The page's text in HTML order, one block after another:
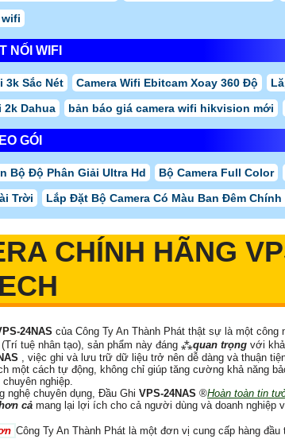
wifi
NỐI WIFI
3k Sắc Nét Camera Wifi Ebitcam Xoay 360 Độ
2k Dahua
bản báo giá camera wifi hikvision mới
GÓI
Bộ Độ Phân Giải Ultra Hd Bộ Camera Full Color
Trời
Lắp Đặt Bộ Camera Có Màu Ban Đêm Chính
CHÍNH HÃNG
24NAS của Công Ty An Thành Phát thật sự là một
(Trí tuệ nhân tạo), sản phẩm này đáng ⁂quan trọng với
, việc ghi và lưu trữ dữ liệu trở nên dễ dàng và thuận
một cách tự động, không chỉ giúp tăng cường khả năng
nghiệp.
nghệ chuyên dụng, Đầu Ghi VPS-24NAS ®️Hoàn toàn tin
cả mang lại lợi ích cho cả người dùng và doanh nghiệp
Công Ty An Thành Phát là một đơn vị cung cấp hàng